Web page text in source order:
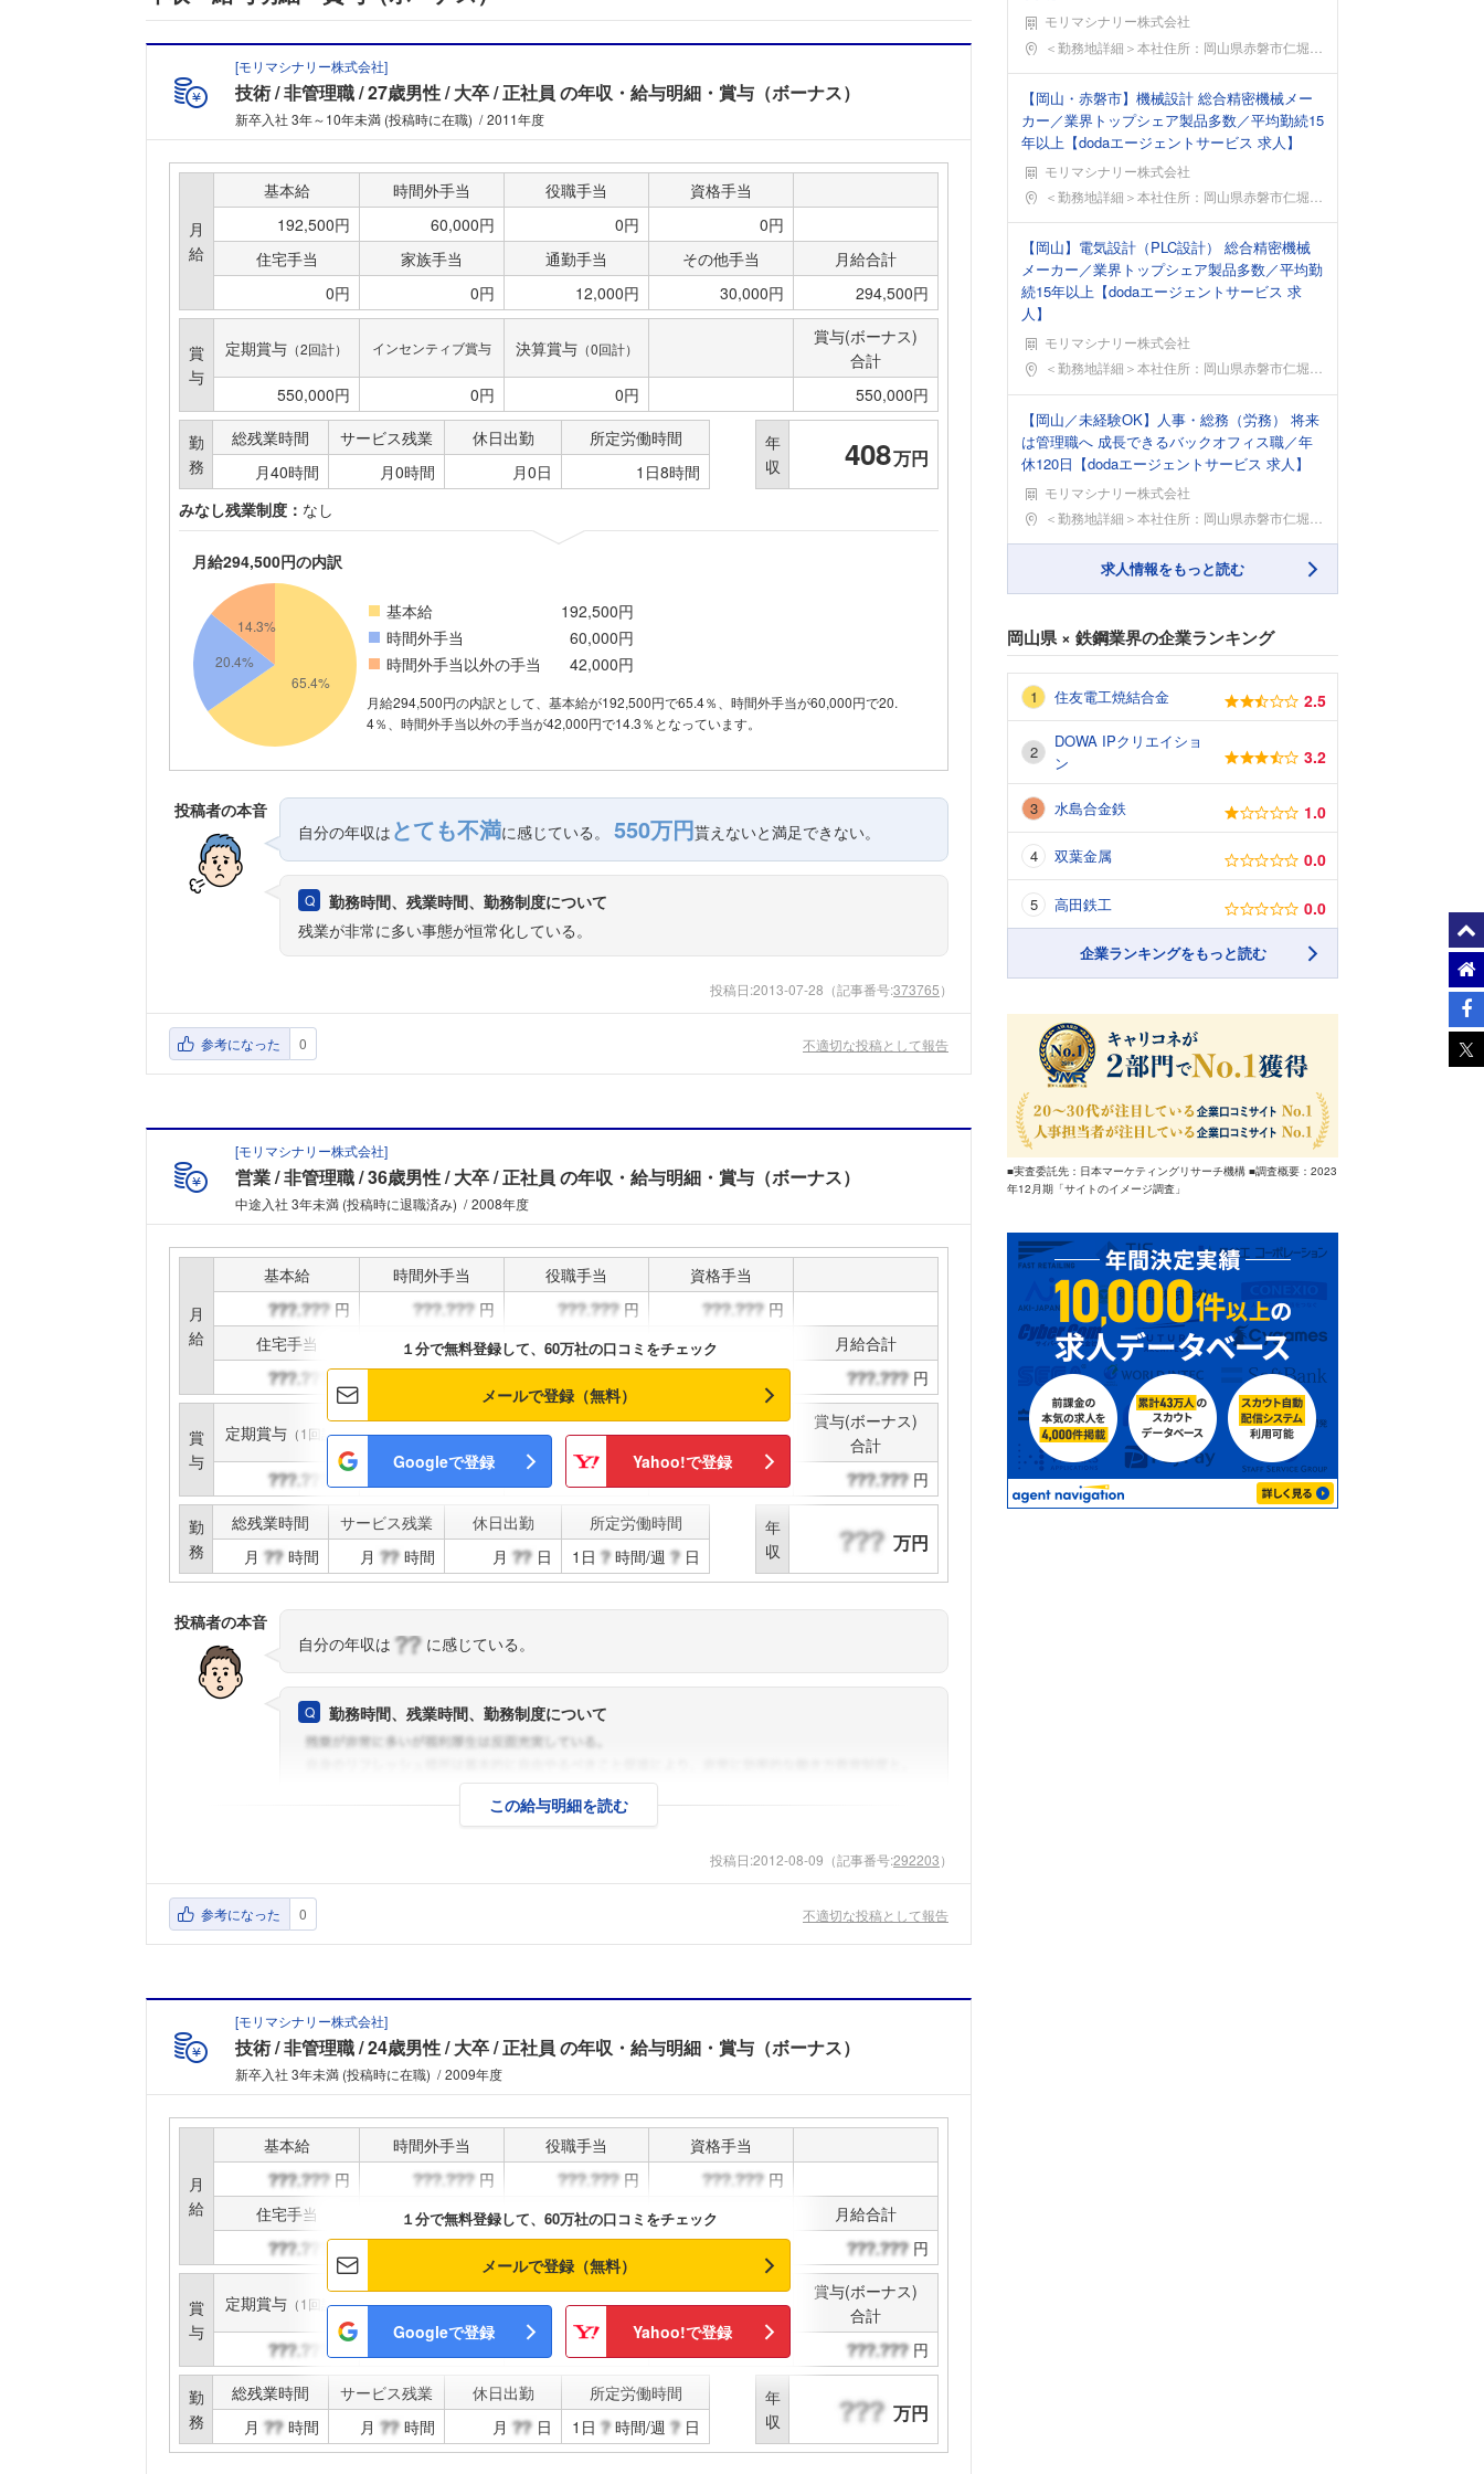
フォローしました
こちらの企業もフォローしませんか？
[モリマシナリー株式会社]
技術 非管理職 27歳男性 大卒 正社員 の年収・給与明細・賞与（ボーナス）
新卒入社 3年～10年未満 (投稿時に在職) 2011年度
月
給
基本給 時間外手当 役職手当
資格手当
192,500円
60,000円 0円
0円
住宅手当
家族手当 通勤手当 その他手当
月給合計
0円
0円 12,000円 30,000円 294,500円
賞
与
定期賞与 （2回計） インセンティブ賞与 決算賞与（0回計）
賞与(ボーナス)
合計
550,000円
0円 0円 550,000円
勤
務
総残業時間 サービス残業 休日出勤
所定労働時間
月40時間
月0時間 月0日 1日8時間
年
収
408万円
みなし残業制度： なし
月給294,500円の内訳
基本給
192,500円
時間外手当
60,000円
時間外手当以外の手当
42,000円
月給294,500円の内訳として、基本給が192,500円で65.4％、時間外手当が60,000円で20.
4％、時間外手当以外の手当が42,000円で14.3％となっています。
投稿者の本音
自分の年収は とても不満に感じている。 550万円貰えないと満足できない。
勤務時間、残業時間、勤務制度について
残業が非常に多い事態が恒常化している。
投稿日:2013-07-28 （記事番号:373765）
参考になった 0 不適切な投稿として報告
[モリマシナリー株式会社]
営業 非管理職 36歳男性 大卒 正社員 の年収・給与明細・賞与（ボーナス）
中途入社 3年未満 (投稿時に退職済み) 2008年度
月
給
基本給 時間外手当 役職手当
資格手当
円
円 円
円
住宅手当
家族手当 通勤手当 その他手当
月給合計
円
賞
与
定期賞与 （1回計） インセンティブ賞与 決算賞与
賞与(ボーナス)
合計
円
勤
務
総残業時間 サービス残業 休日出勤
所定労働時間
月
時間 月 時間 月 日 1日 時間/週 日
年
収
万円
１分で無料登録して、60万社の口コミをチェック
メールで登録（無料）
Googleで登録 Yahoo!で登録
投稿者の本音
自分の年収は
に感じている。
勤務時間、残業時間、勤務制度について
この給与明細を読む
投稿日:2012-08-09 （記事番号:292203）
参考になった 0 不適切な投稿として報告
[モリマシナリー株式会社]
技術 非管理職 24歳男性 大卒 正社員 の年収・給与明細・賞与（ボーナス）
新卒入社 3年未満 (投稿時に在職) 2009年度
月
給
基本給 時間外手当 役職手当
資格手当
円
円 円
円
住宅手当
家族手当 通勤手当 その他手当
月給合計
円
賞
与
定期賞与 （1回計） インセンティブ賞与 決算賞与
賞与(ボーナス)
合計
円
勤
務
総残業時間 サービス残業 休日出勤
所定労働時間
月
時間 月 時間 月 日 1日 時間/週 日
年
収
万円
１分で無料登録して、60万社の口コミをチェック
メールで登録（無料）
Googleで登録 Yahoo!で登録
モリマシナリー株式会社
勤務地＜勤務地詳細＞本社住所：岡山県赤磐市仁堀東1383
【岡山・赤磐市】機械設計 総合精密機械メー
カー／業界トップシェア製品多数／平均勤続15
年以上【dodaエージェントサービス 求人】
モリマシナリー株式会社
勤務地＜勤務地詳細＞本社住所：岡山県赤磐市仁堀東1383
【岡山】電気設計（PLC設計） 総合精密機械
メーカー／業界トップシェア製品多数／平均勤
続15年以上【dodaエージェントサービス 求
人】
モリマシナリー株式会社
勤務地＜勤務地詳細＞本社住所：岡山県赤磐市仁堀東1383
【岡山／未経験OK】人事・総務（労務） 将来
は管理職へ 成長できるバックオフィス職／年
休120日【dodaエージェントサービス 求人】
モリマシナリー株式会社
勤務地＜勤務地詳細＞本社住所：岡山県赤磐市仁堀東1383
求人情報をもっと読む
岡山県× 鉄鋼業界の企業ランキング
住友電工焼結合金 2.5
DOWA IPクリエイショ
ン
3.2
水島合金鉄 1.0
双葉金属 0.0
高田鉄工 0.0
企業ランキングをもっと読む
■実査委託先：日本マーケティングリサーチ機構 ■調査概要：2023
年12月期「サイトのイメージ調査」